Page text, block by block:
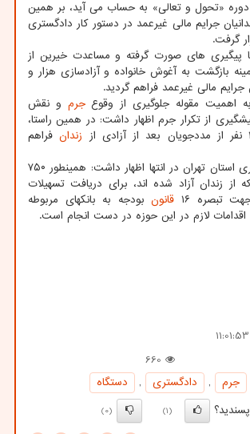
«تحول و تعالی» به حساب می آید، بر همین
جرایم مالی غیرعمد در دستور کار دادگستری
گرفت.
پیگیری های صورت گرفته و مساعدت خیرین از
بازگشت به آغوش خانواده و آزادسازی هزار و
اهمیت مقوله جلوگیری از وقوعجرم و نقش
از تکرار جرم اظهار داشت: در همین راستا،
زندانفراهم
رئیس کل دادگستری استان تهران در انتها اظهار داشت: همینطور ۷۵۰
از زندان آزاد شده اند، برای دریافت تسهیلات
تبصره ۱۶
قانونبودجه به بانکهای مربوطه
لازم در این حوزه در دست انجام است.
11:01:53
660
جرم , دادگستری ,
دستگاه
(1)
(0)